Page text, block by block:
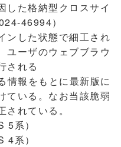
した格納型クロスサイ
46994）
ンした状態で細工され
ユーザのウェブブラウ
される
報をもとに最新版に
ている。なお当該脆弱
れている。
系）
系）